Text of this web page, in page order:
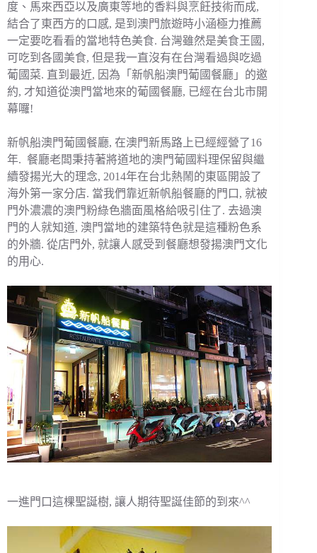
度、馬來西亞以及廣東等地的香料與烹飪技術而成,
結合了東西方的口感, 是到澳門旅遊時小涵極力推薦
一定要吃看看的當地特色美食. 台灣雖然是美食王國,
可吃到各國美食, 但是我一直沒有在台灣看過與吃過
葡國菜. 直到最近, 因為「新帆船澳門葡國餐廳」的邀
約, 才知道從澳門當地來的葡國餐廳, 已經在台北市開
幕囉!
新帆船澳門葡國餐廳, 在澳門新馬路上已經經營了16
年. 餐廳老闆秉持著將道地的澳門葡國料理保留與繼
續發揚光大的理念, 2014年在台北熱鬧的東區開設了
海外第一家分店. 當我們靠近新帆船餐廳的門口, 就被
門外濃濃的澳門粉綠色牆面風格給吸引住了. 去過澳
門的人就知道, 澳門當地的建築特色就是這種粉色系
的外牆. 從店門外, 就讓人感受到餐廳想發揚澳門文化
的用心.
一進門口這棵聖誕樹, 讓人期待聖誕佳節的到來^^